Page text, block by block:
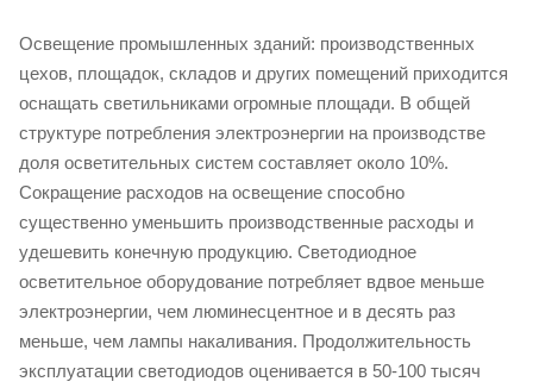
Освещение промышленных зданий: производственных
цехов, площадок, складов и других помещений приходится
оснащать светильниками огромные площади. В общей
структуре потребления электроэнергии на производстве
доля осветительных систем составляет около 10%.
Сокращение расходов на освещение способно
существенно уменьшить производственные расходы и
удешевить конечную продукцию. Светодиодное
осветительное оборудование потребляет вдвое меньше
электроэнергии, чем люминесцентное и в десять раз
меньше, чем лампы накаливания. Продолжительность
эксплуатации светодиодов оценивается в 50-100 тысяч